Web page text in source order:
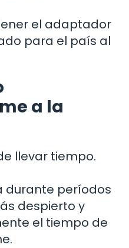
el adaptador
para el país al
a la
llevar tiempo.
durante períodos
despierto y
el tiempo de